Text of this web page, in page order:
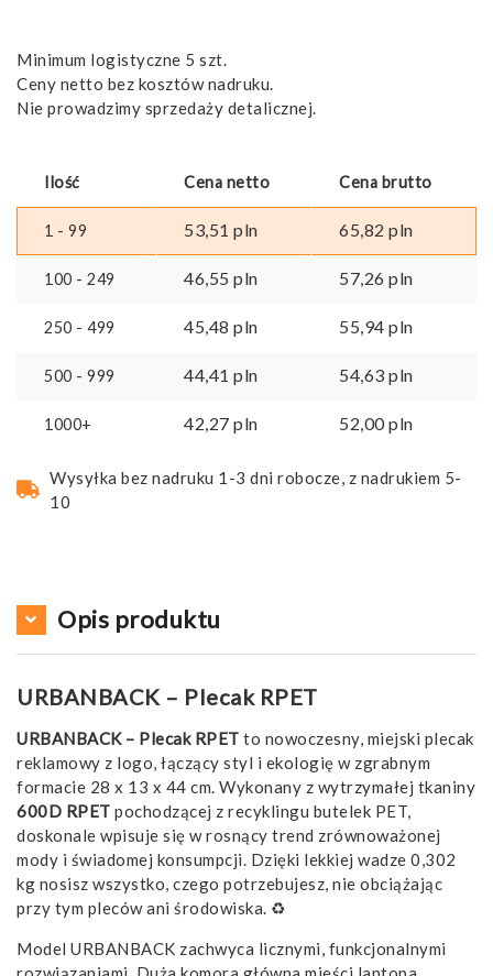
Minimum logistyczne 5 szt.
Ceny netto bez kosztów nadruku.
Nie prowadzimy sprzedaży detalicznej.
Ilość Cena netto Cena brutto
1 - 99 53,51 pln 65,82 pln
100 - 249 46,55 pln 57,26 pln
250 - 499 45,48 pln 55,94 pln
500 - 999 44,41 pln 54,63 pln
1000+ 42,27 pln 52,00pln
Wysyłka bez nadruku 1-3 dni robocze, z nadrukiem 5-
10
Opis produktu
URBANBACK – Plecak RPET
URBANBACK – Plecak RPET to nowoczesny, miejski plecak
reklamowy z logo, łączący styl i ekologię w zgrabnym
formacie 28 x 13 x 44 cm. Wykonany z wytrzymałej tkaniny
600D RPET pochodzącej z recyklingu butelek PET,
doskonale wpisuje się w rosnący trend zrównoważonej
mody i świadomej konsumpcji. Dzięki lekkiej wadze 0,302
kg nosisz wszystko, czego potrzebujesz, nie obciążając
przy tym pleców ani środowiska. ♻️
Model URBANBACK zachwyca licznymi, funkcjonalnymi